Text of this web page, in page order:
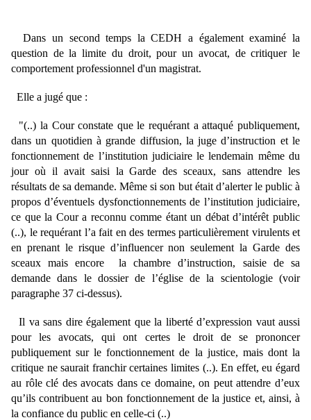
Dans un second temps la CEDH a également examiné la
question de la limite du droit, pour un avocat, de critiquer le
comportement professionnel d'un magistrat.
Elle a jugé que :
"(..) la Cour constate que le requérant a attaqué publiquement,
dans un quotidien à grande diffusion, la juge d’instruction et le
fonctionnement de l’institution judiciaire le lendemain même du
jour où il avait saisi la Garde des sceaux, sans attendre les
résultats de sa demande. Même si son but était d’alerter le public à
propos d’éventuels dysfonctionnements de l’institution judiciaire,
ce que la Cour a reconnu comme étant un débat d’intérêt public
(..), le requérant l’a fait en des termes particulièrement virulents et
en prenant le risque d’influencer non seulement la Garde des
sceaux mais encore la chambre d’instruction, saisie de sa
demande dans le dossier de l’église de la scientologie (voir
paragraphe 37 ci-dessus).
Il va sans dire également que la liberté d’expression vaut aussi
pour les avocats, qui ont certes le droit de se prononcer
publiquement sur le fonctionnement de la justice, mais dont la
critique ne saurait franchir certaines limites (..). En effet, eu égard
au rôle clé des avocats dans ce domaine, on peut attendre d’eux
qu’ils contribuent au bon fonctionnement de la justice et, ainsi, à
la confiance du public en celle-ci (..)